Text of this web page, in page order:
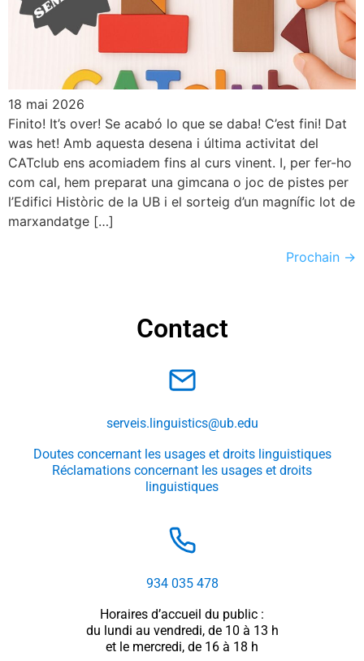
18 mai 2026
Finito! It’s over! Se acabó lo que se daba! C’est fini! Dat
was het! Amb aquesta desena i última activitat del
CATclub ens acomiadem fins al curs vinent. I, per fer-ho
com cal, hem preparat una gimcana o joc de pistes per
l’Edifici Històric de la UB i el sorteig d’un magnífic lot de
marxandatge […]
Prochain →
Contact
serveis.linguistics@ub.edu
Doutes concernant les usages et droits linguistiques
Réclamations concernant les usages et droits
linguistiques
934 035 478
Horaires d’accueil du public :
du lundi au vendredi, de 10 à 13 h
et le mercredi, de 16 à 18 h